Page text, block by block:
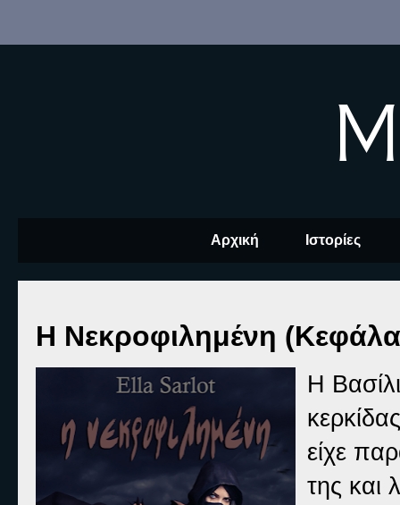
Αρχική Ιστορίες
Η Νεκροφιλημένη
Η
είχε
της και